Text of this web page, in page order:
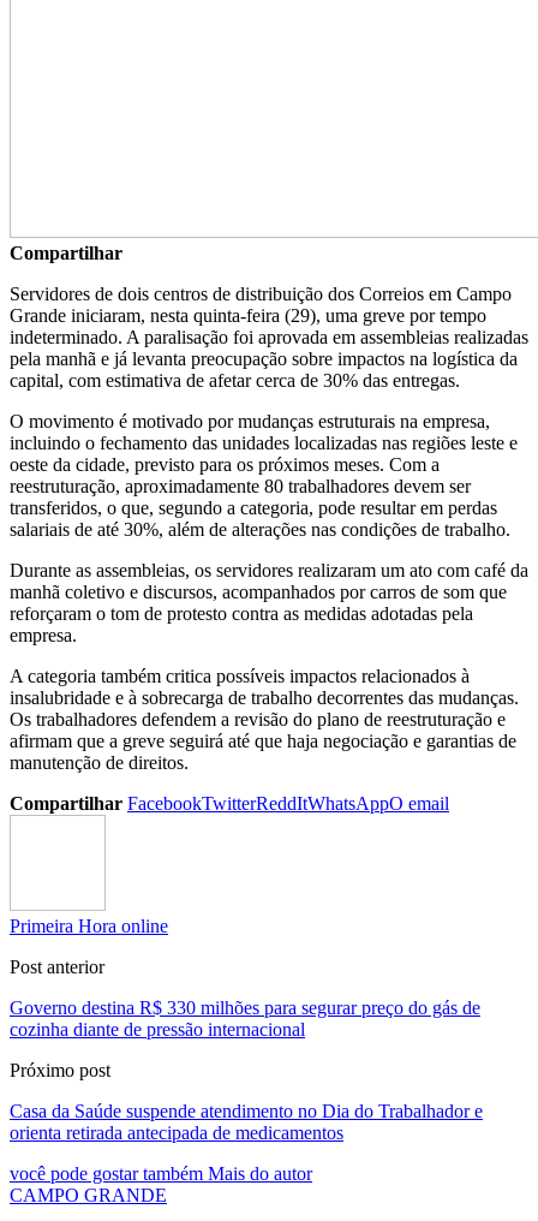
Compartilhar
Servidores de dois centros de distribuição dos Correios em Campo
Grande iniciaram, nesta quinta-feira (29), uma greve por tempo
indeterminado. A paralisação foi aprovada em assembleias realizadas
pela manhã e já levanta preocupação sobre impactos na logística da
capital, com estimativa de afetar cerca de 30% das entregas.
O movimento é motivado por mudanças estruturais na empresa,
incluindo o fechamento das unidades localizadas nas regiões leste e
oeste da cidade, previsto para os próximos meses. Com a
reestruturação, aproximadamente 80 trabalhadores devem ser
transferidos, o que, segundo a categoria, pode resultar em perdas
salariais de até 30%, além de alterações nas condições de trabalho.
Durante as assembleias, os servidores realizaram um ato com café da
manhã coletivo e discursos, acompanhados por carros de som que
reforçaram o tom de protesto contra as medidas adotadas pela
empresa.
A categoria também critica possíveis impactos relacionados à
insalubridade e à sobrecarga de trabalho decorrentes das mudanças.
Os trabalhadores defendem a revisão do plano de reestruturação e
afirmam que a greve seguirá até que haja negociação e garantias de
manutenção de direitos.
Compartilhar FacebookTwitterReddItWhatsAppO email
Primeira Hora online
Post anterior
Governo destina R$ 330 milhões para segurar preço do gás de
cozinha diante de pressão internacional
Próximo post
Casa da Saúde suspende atendimento no Dia do Trabalhador e
orienta retirada antecipada de medicamentos
você pode gostar também Mais do autor
CAMPO GRANDE